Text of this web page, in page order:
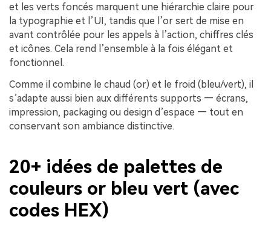
et les verts foncés marquent une hiérarchie claire pour
la typographie et l’UI, tandis que l’or sert de mise en
avant contrôlée pour les appels à l’action, chiffres clés
et icônes. Cela rend l’ensemble à la fois élégant et
fonctionnel.
Comme il combine le chaud (or) et le froid (bleu/vert), il
s’adapte aussi bien aux différents supports — écrans,
impression, packaging ou design d’espace — tout en
conservant son ambiance distinctive.
20+ idées de palettes de
couleurs or bleu vert (avec
codes HEX)